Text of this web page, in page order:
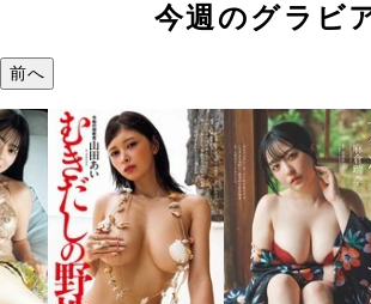
今週のグラビ
前へ